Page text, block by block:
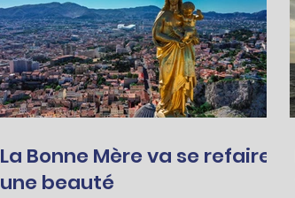
La Bonne Mère va se refaire
une beauté